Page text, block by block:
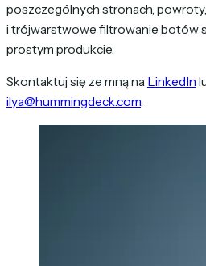
poszczególnych stronach, powroty,
i trójwarstwowe filtrowanie botów
prostym produkcie.
Skontaktuj się ze mną na LinkedIn
ilya@hummingdeck.com.